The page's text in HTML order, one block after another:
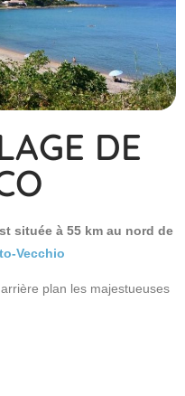
DE
située à 55 km au nord de
Vecchio
plan les majestueuses